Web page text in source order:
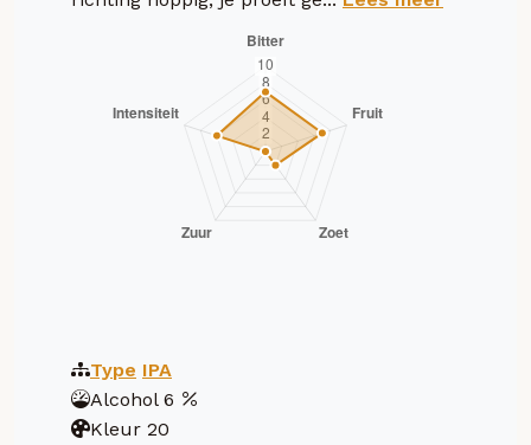
Type IPA
Alcohol 6
Kleur 20